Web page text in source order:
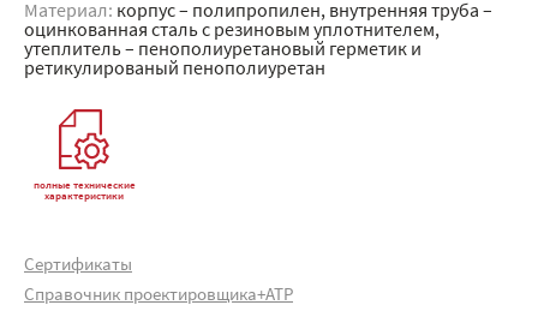
Материал: корпус – полипропилен, внутренняя труба –
оцинкованная сталь с резиновым уплотнителем,
утеплитель – пенополиуретановый герметик и
ретикулированый пенополиуретан
полные технические
характеристики
Сертификаты
Справочник проектировщика+АТР